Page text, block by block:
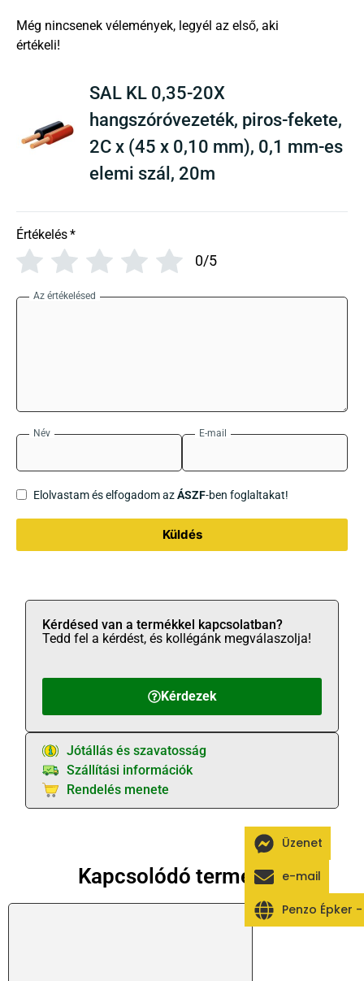
SAL KL 0,35-20X
hangszóróvezeték, piros-fekete,
2C x (45 x 0,10 mm), 0,1 mm-es
elemi szál, 20m
Értékelés*
0/5
Az értékelésed
Név E-mail
Elolvastam és elfogadom azÁSZF-ben foglaltakat!
Küldés
Kérdezek
Kérdésed van a termékkel kapcsolatban?
Tedd fel a kérdést, és kollégánk megválaszolja!
Jótállás és szavatosság
Szállítási információk
Rendelés menete
Kapcsolódó termékek
Üzenet
e-mail
Penzo Épker